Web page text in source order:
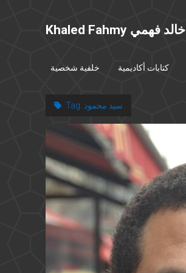
Khaled Fahmy خالد فهمي
خلفية شخصية كتابات أكاديمية
Tag: سيد محمود